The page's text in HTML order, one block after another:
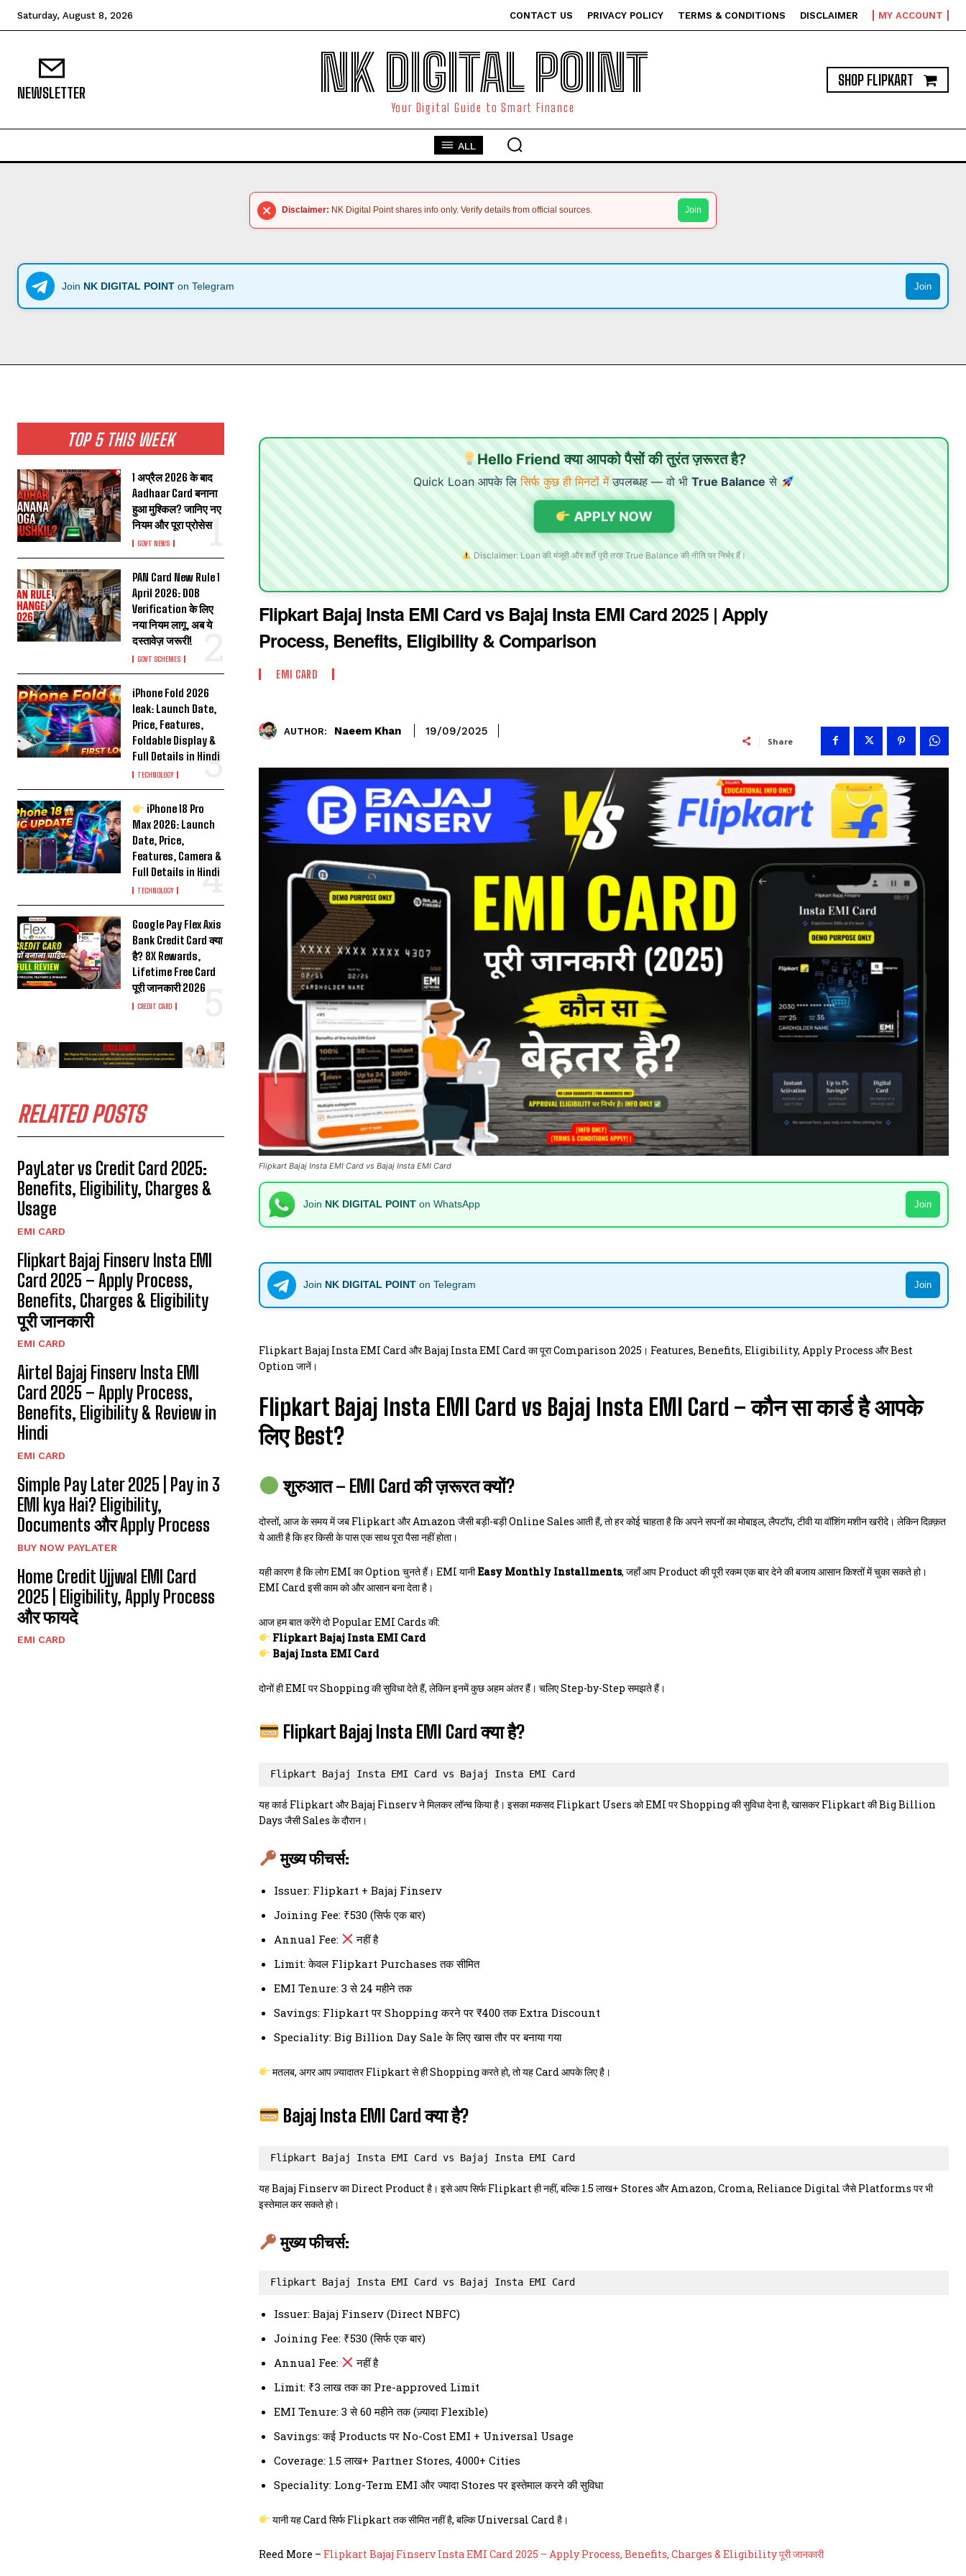
Saturday, August 8, 2026 CONTACT US PRIVACY POLICY TERMS & CONDITIONS DISCLAIMER MY ACCOUNT
NEWSLETTER NK DIGITAL POINT
Your Digital Guide to Smart Finance
SHOP FLIPKART
ALL
Disclaimer: NK Digital Point shares info only. Verify details from official sources. Join
Join NK DIGITAL POINT on Telegram Join
TOP 5 THIS WEEK
1 अप्रैल 2026 के बाद
Aadhaar Card बनाना
हुआ मुश्किल? जानिए नए
नियम और पूरा प्रोसेस
GOVT NEWS
PAN Card New Rule 1
April 2026: DOB
Verification के लिए
नया नियम लागू, अब ये
दस्तावेज़ जरूरी!
GOVT SCHEMES
iPhone Fold 2026
leak: Launch Date,
Price, Features,
Foldable Display &
Full Details in Hindi
TECHNOLOGY
iPhone 18 Pro
Max 2026: Launch
Date, Price,
Features, Camera &
Full Details in Hindi
TECHNOLOGY
Google Pay Flex Axis
Bank Credit Card क्या
है? 8X Rewards,
Lifetime Free Card
पूरी जानकारी 2026
CREDIT CARD
RELATED POSTS
PayLater vs Credit Card 2025:
Benefits, Eligibility, Charges &
Usage
EMI CARD
Flipkart Bajaj Finserv Insta EMI
Card 2025 – Apply Process,
Benefits, Charges & Eligibility
पूरी जानकारी
EMI CARD
Airtel Bajaj Finserv Insta EMI
Card 2025 – Apply Process,
Benefits, Eligibility & Review in
Hindi
EMI CARD
Simple Pay Later 2025 | Pay in 3
EMI kya Hai? Eligibility,
Documents और Apply Process
BUY NOW PAYLATER
Home Credit Ujjwal EMI Card
2025 | Eligibility, Apply Process
और फायदे
EMI CARD
Hello Friend क्या आपको पैसों की तुरंत ज़रूरत है?
Quick Loan आपके लिसिर्फ कुछ ही मिनटों मेंउपलब्धह — वो भीTrue Balance से
APPLY NOW
Disclaimer: Loan की मंजूरी और शर्तें पूरी तरह True Balance की नीति पर निर्भर हैं।
Flipkart Bajaj Insta EMI Card vs Bajaj Insta EMI Card 2025 | Apply
Process, Benefits, Eligibility & Comparison
EMI CARD
AUTHOR: Naeem Khan 19/09/2025
Share
Flipkart Bajaj Insta EMI Card vs Bajaj Insta EMI Card
Join NK DIGITAL POINT on WhatsApp Join
Join NK DIGITAL POINT on Telegram Join
Flipkart Bajaj Insta EMI Card और Bajaj Insta EMI Card का पूरा Comparison 2025। Features, Benefits, Eligibility, Apply Process और Best
Option जानें।
Flipkart Bajaj Insta EMI Card vs Bajaj Insta EMI Card – कौन सा कार्ड है आपके
लिए Best?
शुरुआत – EMI Card की ज़रूरत क्यों?
दोस्तों, आज के समय में जब Flipkart और Amazon जैसी बड़ी-बड़ी Online Sales आती हैं, तो हर कोई चाहता है कि अपने सपनों का मोबाइल, लैपटॉप, टीवी या वॉशिंग मशीन खरीदे। लेकिन दिक़्क़त
ये आती है कि हर किसी के पास एक साथ पूरा पैसा नहीं होता।
यही कारण है कि लोग EMI का Option चुनते हैं। EMI यानीEasy Monthly Installments, जहाँ आप Product की पूरी रकम एक बार देने की बजाय आसान किश्तों में चुका सकते हो।
EMI Card इसी काम को और आसान बना देता है।
आज हम बात करेंगे दो Popular EMI Cards की:
Flipkart Bajaj Insta EMI Card
Bajaj Insta EMI Card
दोनों ही EMI पर Shopping की सुविधा देते हैं, लेकिन इनमें कुछ अहम अंतर हैं। चलिए Step-by-Step समझते हैं।
Flipkart Bajaj Insta EMI Card क्या है?
Flipkart Bajaj Insta EMI Card vs Bajaj Insta EMI Card
यह कार्ड Flipkart और Bajaj Finserv ने मिलकर लॉन्च किया है। इसका मकसद Flipkart Users को EMI पर Shopping की सुविधा देना है, खासकर Flipkart की Big Billion
Days जैसी Sales के दौरान।
मुख्य फीचर्स:
Issuer: Flipkart + Bajaj Finserv
Joining Fee: ₹530 (सिर्फ एक बार)
Annual Fee:
नहीं है
Limit: केवल Flipkart Purchases तक सीमित
EMI Tenure: 3 से 24 महीने तक
Savings: Flipkart पर Shopping करने पर ₹400 तक Extra Discount
Speciality: Big Billion Day Sale के लिए खास तौर पर बनाया गया
मतलब, अगर आप ज़्यादातर Flipkart से ही Shopping करते हो, तो यह Card आपके लिए है।
Bajaj Insta EMI Card क्या है?
Flipkart Bajaj Insta EMI Card vs Bajaj Insta EMI Card
यह Bajaj Finserv का Direct Product है। इसे आप सिर्फ Flipkart ही नहीं, बल्कि 1.5 लाख+ Stores और Amazon, Croma, Reliance Digital जैसे Platforms पर भी
इस्तेमाल कर सकते हो।
मुख्य फीचर्स:
Flipkart Bajaj Insta EMI Card vs Bajaj Insta EMI Card
Issuer: Bajaj Finserv (Direct NBFC)
Joining Fee: ₹530 (सिर्फ एक बार)
Annual Fee:
नहीं है
Limit: ₹3 लाख तक का Pre-approved Limit
EMI Tenure: 3 से 60 महीने तक (ज़्यादा Flexible)
Savings: कई Products पर No-Cost EMI + Universal Usage
Coverage: 1.5 लाख+ Partner Stores, 4000+ Cities
Speciality: Long-Term EMI और ज्यादा Stores पर इस्तेमाल करने की सुविधा
यानी यह Card सिर्फ Flipkart तक सीमित नहीं है, बल्कि Universal Card है।
Reed More – Flipkart Bajaj Finserv Insta EMI Card 2025 – Apply Process, Benefits, Charges & Eligibility पूरी जानकारी